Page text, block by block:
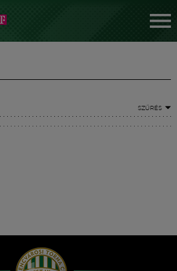
SZŰRÉS